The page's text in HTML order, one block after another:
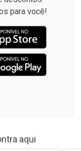
para você!
aqui